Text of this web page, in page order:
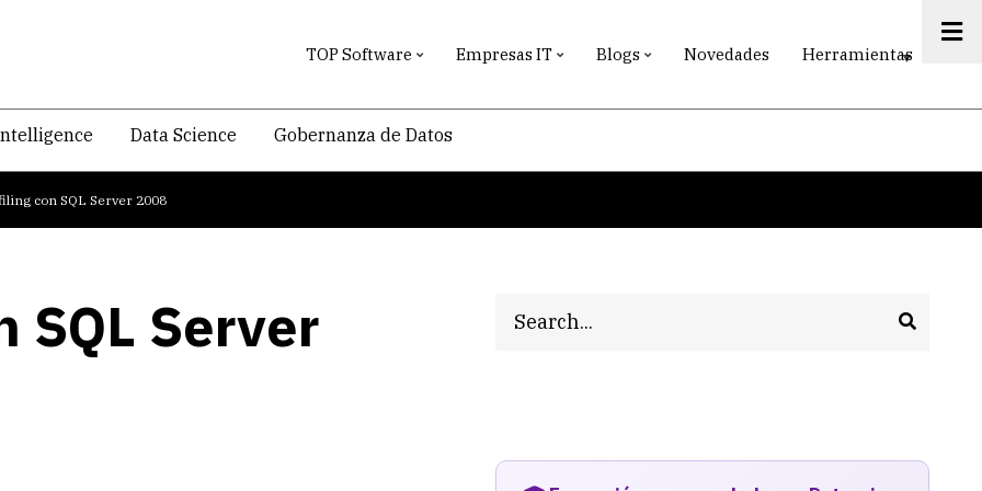
TOP Software Empresas IT Blogs Novedades Herramientas
Data Science Gobernanza de Datos
con SQL Server 2008
SQL Server